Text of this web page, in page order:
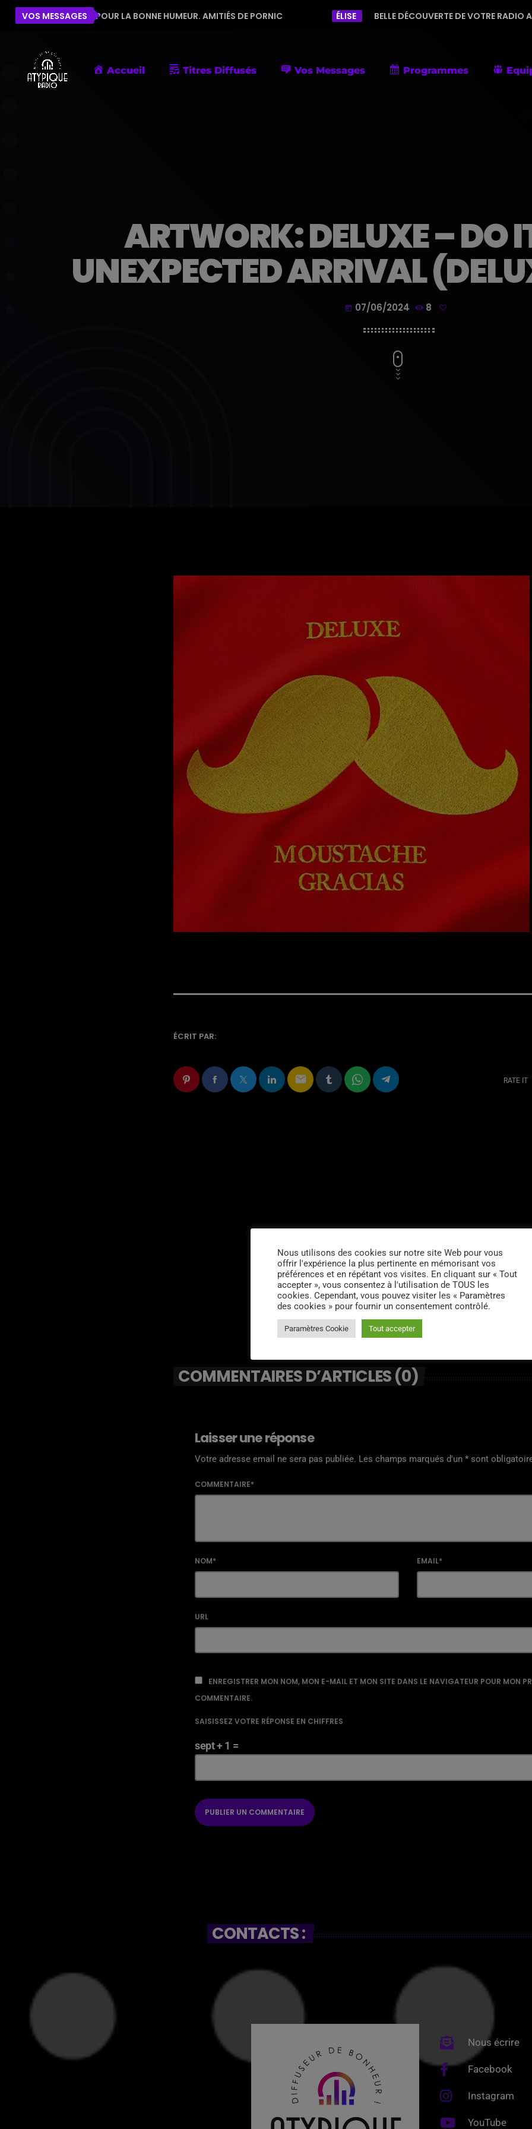
VOS MESSAGES
POUR LA BONNE HUMEUR. AMITIÉS DE PORNIC ÉLISE BELLE DÉCOUVERTE DE VOTRE RADIO AVEC UNE
Accueil Titres Diffusés Vos Messages Programmes
ARTWORK: DELUXE – DO
UNEXPECTED ARRIVAL
today 07/06/2024 8
ÉCRIT PAR:
email RATE IT
COMMENTAIRES D’ARTICLES (0)
Laisser une réponse
Votre adresse email ne sera pas publiée. Les champs marqués d'un * sont
COMMENTAIRE*
NOM* EMAIL*
URL
ENREGISTRER MON NOM, MON E-MAIL ET MON SITE DANS LE NAVIGATEUR POUR MON
COMMENTAIRE.
SAISISSEZ VOTRE RÉPONSE EN CHIFFRES
sept + 1 =
CONTACTS :
Nous écrire
Facebook
Instagram
YouTube
Nous utilisons des cookies sur notre site Web pour vous
offrir l'expérience la plus pertinente en mémorisant vos
préférences et en répétant vos visites. En cliquant sur « Tout
accepter », vous consentez à l'utilisation de TOUS les
cookies. Cependant, vous pouvez visiter les « Paramètres
des cookies » pour fournir un consentement contrôlé.
Paramètres Cookie Tout accepter